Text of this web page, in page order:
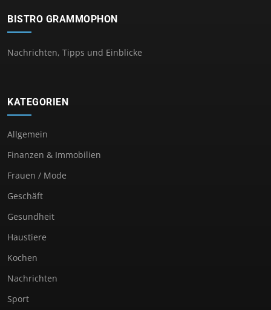
BISTRO GRAMMOPHON
Nachrichten, Tipps und Einblicke
KATEGORIEN
Allgemein
Finanzen & Immobilien
Frauen / Mode
Geschäft
Gesundheit
Haustiere
Kochen
Nachrichten
Sport